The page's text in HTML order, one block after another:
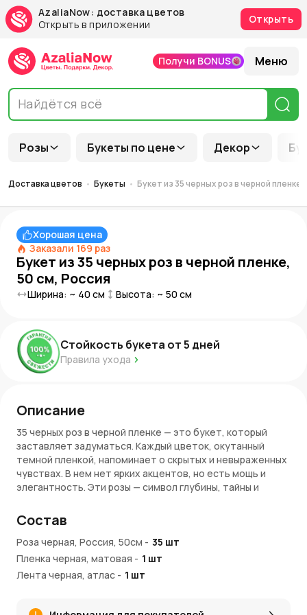
AzaliaNow: доставка цветов
Открыть в приложении
Открыть
Розы Букеты по цене Декор
Получи BONUS Меню
Доставка цветов Букеты Букет из 35 черных роз в черной
Хорошая цена
Заказали 169 раз
Букет из 35 черных роз в черной пленке,
50 см, Россия
Ширина: ~ 40 см Высота: ~ 50 см
Стойкость букета от5 дней
Правила ухода
Описание
35 черных роз в черной пленке — это букет, который
заставляет задуматься. Каждый цветок, окутанный
темной пленкой, напоминает о скрытых и невыраженных
чувствах. В нем нет ярких акцентов, но есть мощь и
элегантность. Эти розы — символ глубины, тайны и
манящая.
Символика черных роз
Черные розы всегда ассоциировались с переменами,
новым началом и завершением старого. Они могут
Состав
Роза черная, Россия, 50см - 35 шт
Пленка черная, матовая - 1 шт
Лента черная, атлас - 1 шт